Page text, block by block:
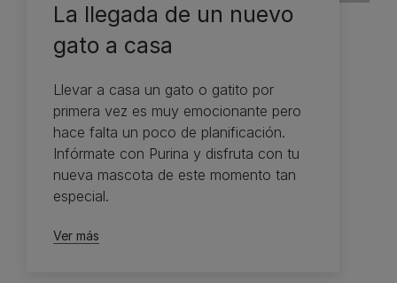
La llegada de un nuevo
gato a casa
Llevar a casa un gato o gatito por
primera vez es muy emocionante pero
hace falta un poco de planificación.
Infórmate con Purina y disfruta con tu
nueva mascota de este momento tan
especial.
Ver más